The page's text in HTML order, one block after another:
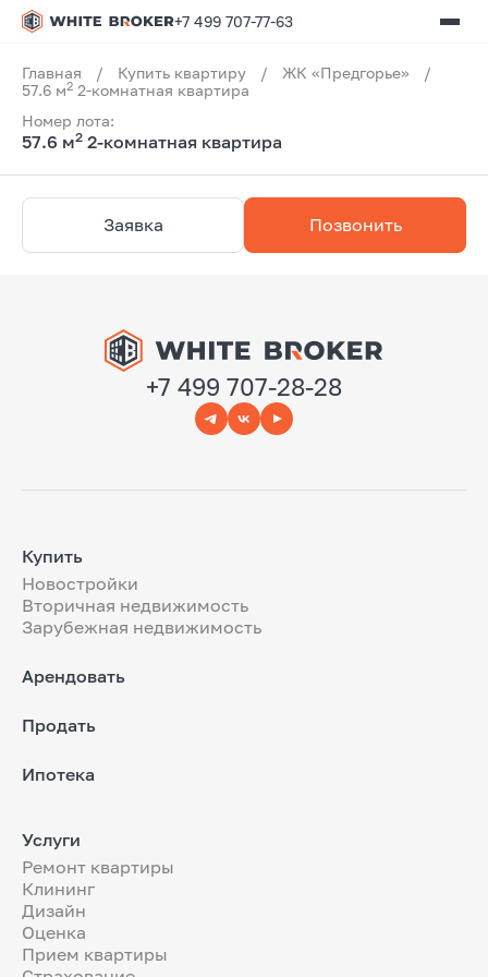
+7 499 707-77-63
Главная / Купить квартиру / ЖК «Предгорье»
/
57.6 м2 2-комнатная квартира
Номер лота:
57.6 м2 2-комнатная квартира
Заявка Позвонить
+7 499 707-28-28
Купить
Новостройки
Вторичная недвижимость
Зарубежная недвижимость
Арендовать
Продать
Ипотека
Услуги
Ремонт квартиры
Клининг
Дизайн
Оценка
Прием квартиры